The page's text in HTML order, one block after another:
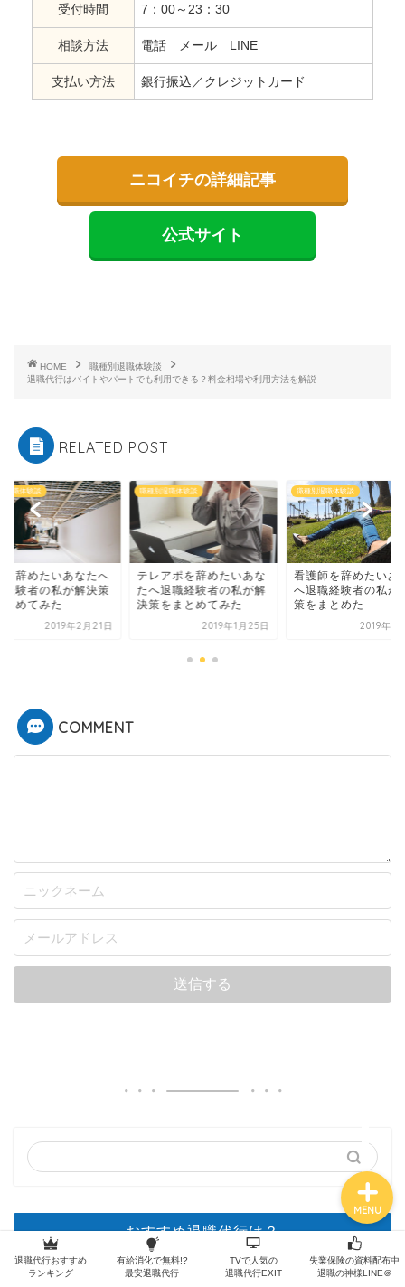
受付時間 7：00～23：30
相談方法 電話 メール LINE
支払い方法 銀行振込／クレジットカード
ニコイチの詳細記事
公式サイト
HOME
職種別退職体験談
退職代行はバイトやパートでも利用できる？料金相場や利用方法を解説
RELATED POST
退職体験談
アポを辞めたいあな
退職経験者の私が解
をまとめてみた
2019年1月25日
職種別退職体験談
看護師を辞めたいあなた
へ退職経験者の私が解決
策をまとめた
2019年5月14日
職種別退職体験談
事務を辞めたいあな
退職経験者の私が解
をまとめてみた
2019年2
COMMENT
おすすめ退職代行は？
退職代行おすすめ
ランキング
有給消化で無料!?
最安退職代行
TVで人気の
退職代行EXIT
失業保険の資料配布中
退職の神様LINE＠
MENU
退職の手順
退職の常識